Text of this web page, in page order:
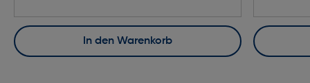
In den Warenkorb